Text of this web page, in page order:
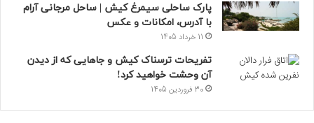
پارک ساحلی سیمرغ کیش | ساحل مرجانی آرام
با آدرس، امکانات و عکس
11 خرداد 1405
تفریحات ترسناک کیش و جاهایی که از دیدن
آن وحشت خواهید کرد!
30 فروردین 1405